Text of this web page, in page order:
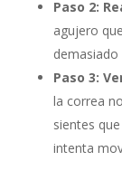
Paso 2:
agujero
Paso 3:
la correa
sientes
intenta